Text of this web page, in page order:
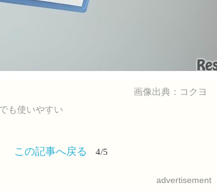
画像出典：コクヨ
も使いやすい
この記事へ戻る 4/5
advertisement